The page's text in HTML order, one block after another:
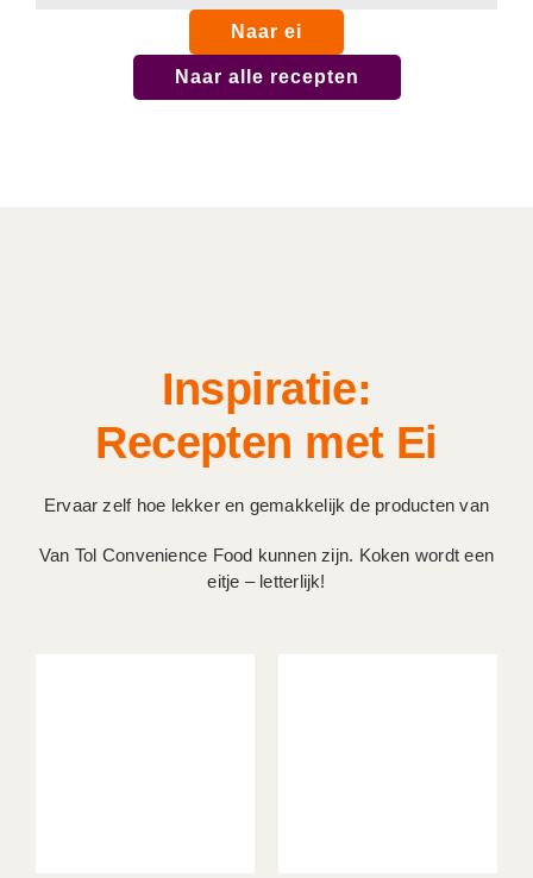
Naar ei
Naar alle recepten
Inspiratie:
Recepten met Ei
Ervaar zelf hoe lekker en gemakkelijk de producten van
Van Tol Convenience Food kunnen zijn. Koken wordt een
eitje – letterlijk!